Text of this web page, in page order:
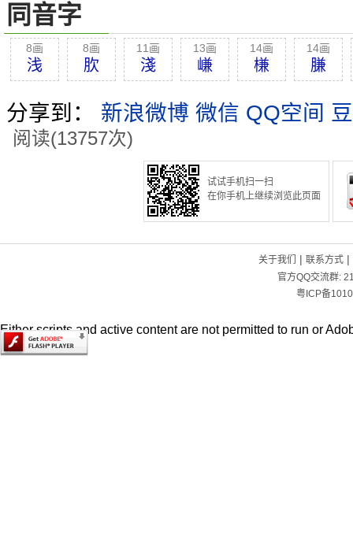
同音字
8画
浅
8画
肷
11画
淺
13画
嵰
14画
槏
14画
膁
分享到： 新浪微博 微信 QQ空间
阅读(13757次)
试试手机扫一扫
在你手机上继续浏览此页面
关于我们 | 联系方式|
官方QQ交流群:
粤ICP备
Either scripts and active content are not permitted to run or